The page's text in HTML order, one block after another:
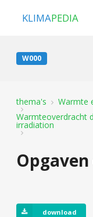
KLIMAPEDIA
W000
thema's
Warmte
Warmteoverdracht
irradiation
Opgaven
download